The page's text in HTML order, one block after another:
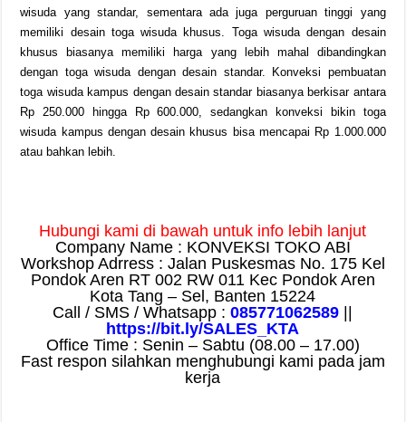
wisuda yang standar, sementara ada juga perguruan tinggi yang
memiliki desain toga wisuda khusus. Toga wisuda dengan desain
khusus biasanya memiliki harga yang lebih mahal dibandingkan
dengan toga wisuda dengan desain standar. Konveksi pembuatan
toga wisuda kampus dengan desain standar biasanya berkisar antara
Rp 250.000 hingga Rp 600.000, sedangkan konveksi bikin toga
wisuda kampus dengan desain khusus bisa mencapai Rp 1.000.000
atau bahkan lebih.
Hubungi kami di bawah untuk info lebih lanjut
Company Name : KONVEKSI TOKO ABI
Workshop Adrress : Jalan Puskesmas No. 175 Kel
Pondok Aren RT 002 RW 011 Kec Pondok Aren
Kota Tang – Sel, Banten 15224
Call / SMS / Whatsapp :085771062589 ||
https://bit.ly/SALES_KTA
Office Time : Senin – Sabtu (08.00 – 17.00)
Fast respon silahkan menghubungi kami pada jam
kerja